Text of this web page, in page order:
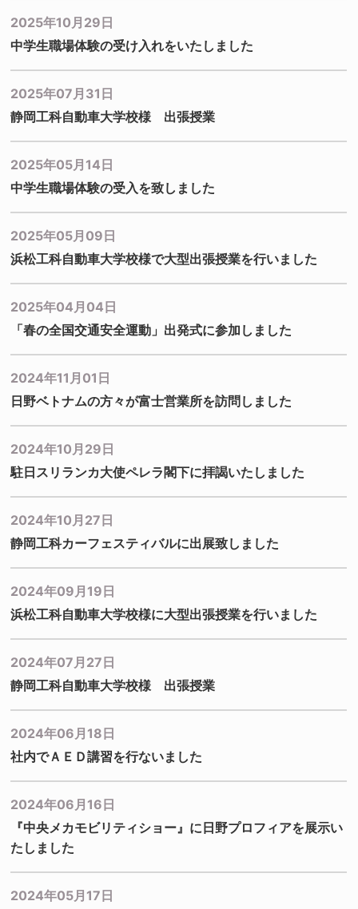
2025年10月29日
中学生職場体験の受け入れをいたしました
2025年07月31日
静岡工科自動車大学校様 出張授業
2025年05月14日
中学生職場体験の受入を致しました
2025年05月09日
浜松工科自動車大学校様で大型出張授業を行いました
2025年04月04日
「春の全国交通安全運動」出発式に参加しました
2024年11月01日
日野ベトナムの方々が富士営業所を訪問しました
2024年10月29日
駐日スリランカ大使ペレラ閣下に拝謁いたしました
2024年10月27日
静岡工科カーフェスティバルに出展致しました
2024年09月19日
浜松工科自動車大学校様に大型出張授業を行いました
2024年07月27日
静岡工科自動車大学校様 出張授業
2024年06月18日
社内でＡＥＤ講習を行ないました
2024年06月16日
『中央メカモビリティショー』に日野プロフィアを展示い
たしました
2024年05月17日